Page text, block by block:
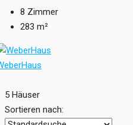
8 Zimmer
283 m²
5 Häuser
Sortieren nach: